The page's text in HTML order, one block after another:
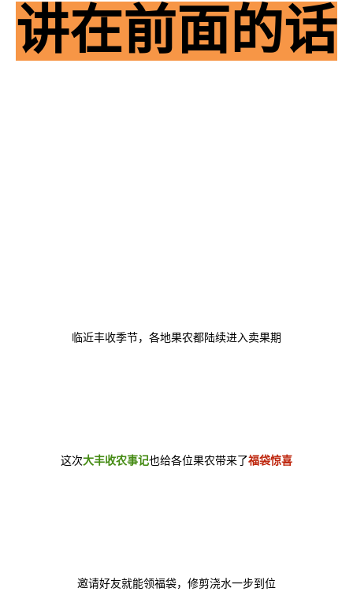
讲在前面的话
临近丰收季节，各地果农都陆续进入卖果期
这次大丰收农事记也给各位果农带来了福袋惊喜
邀请好友就能领福袋，修剪浇水一步到位